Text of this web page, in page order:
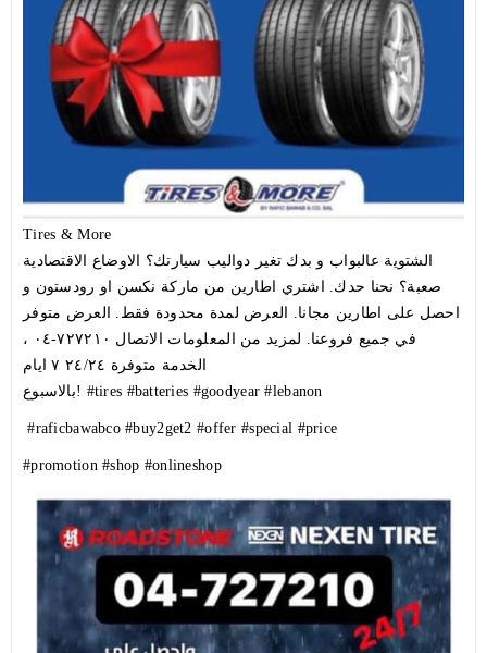
Tires & More
الشتوية عالبواب و بدك تغير دواليب سيارتك؟ الاوضاع الاقتصادية
صعبة؟ نحنا حدك. اشتري اطارين من ماركة نكسن او رودستون و
احصل على اطارين مجانا. العرض لمدة محدودة فقط. العرض متوفر
في جميع فروعنا. لمزيد من المعلومات الاتصال ٧٢٧٢١٠-٠٤ ،
الخدمة متوفرة ٢٤/٢٤ ٧ ايام
بالاسبوع! #tires #batteries #goodyear #lebanon
#raficbawabco #buy2get2 #offer #special #price
#promotion #shop #onlineshop